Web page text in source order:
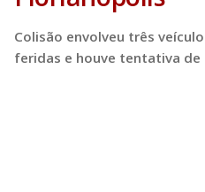
Colisão envolveu três
feridas e houve tentativa